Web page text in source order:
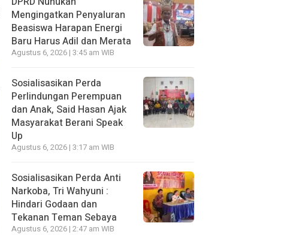
Mengingatkan Penyaluran
Beasiswa Harapan Energi
Baru Harus Adil dan Merata
Agustus 6, 2026 | 3:45 am WIB
Sosialisasikan Perda
Perlindungan Perempuan
dan Anak, Said Hasan Ajak
Masyarakat Berani Speak
Up
Agustus 6, 2026 | 3:17 am WIB
Sosialisasikan Perda Anti
Narkoba, Tri Wahyuni :
Hindari Godaan dan
Tekanan Teman Sebaya
Agustus 6, 2026 | 2:47 am WIB